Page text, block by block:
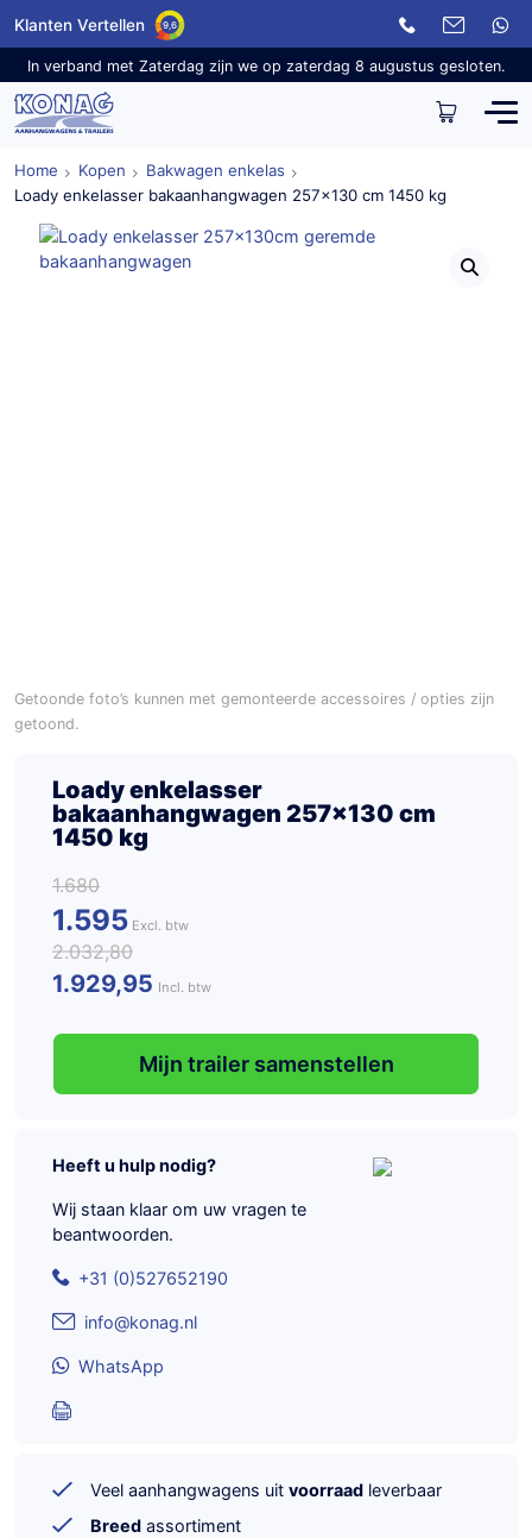
Klanten Vertellen 9,6
In verband met Zaterdag zijn we op zaterdag 8 augustus gesloten.
Home Kopen
Bakwagen enkelas
Loady enkelasser bakaanhangwagen 257×130 cm 1450 kg
Getoonde foto’s kunnen met gemonteerde accessoires / opties zijn
getoond.
Loady enkelasser
bakaanhangwagen 257×130 cm
1450 kg
1.680
1.595
2.032,80
1.929,95 Incl. btw
Mijn trailer samenstellen
Heeft u hulp nodig?
Wij staan klaar om uw vragen te
beantwoorden.
+31 (0)527652190
info@konag.nl
WhatsApp
Veel aanhangwagens uit voorraad leverbaar
Breed assortiment